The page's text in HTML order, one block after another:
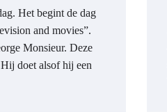
Het begint de dag
and movies”.
Monsieur. Deze
doet alsof hij een